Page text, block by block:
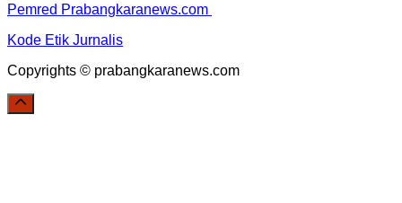
Pemred Prabangkaranews.com
Kode Etik Jurnalis
Copyrights © prabangkaranews.com